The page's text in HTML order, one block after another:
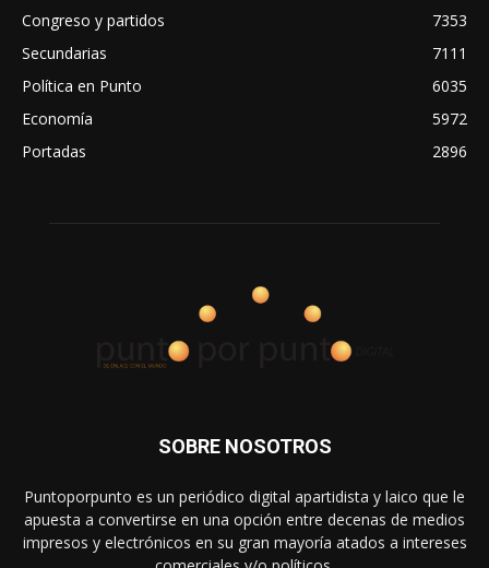
Congreso y partidos
7353
Secundarias
7111
Política en Punto
6035
Economía
5972
Portadas
2896
SOBRE NOSOTROS
Puntoporpunto es un periódico digital apartidista y laico que le
apuesta a convertirse en una opción entre decenas de medios
impresos y electrónicos en su gran mayoría atados a intereses